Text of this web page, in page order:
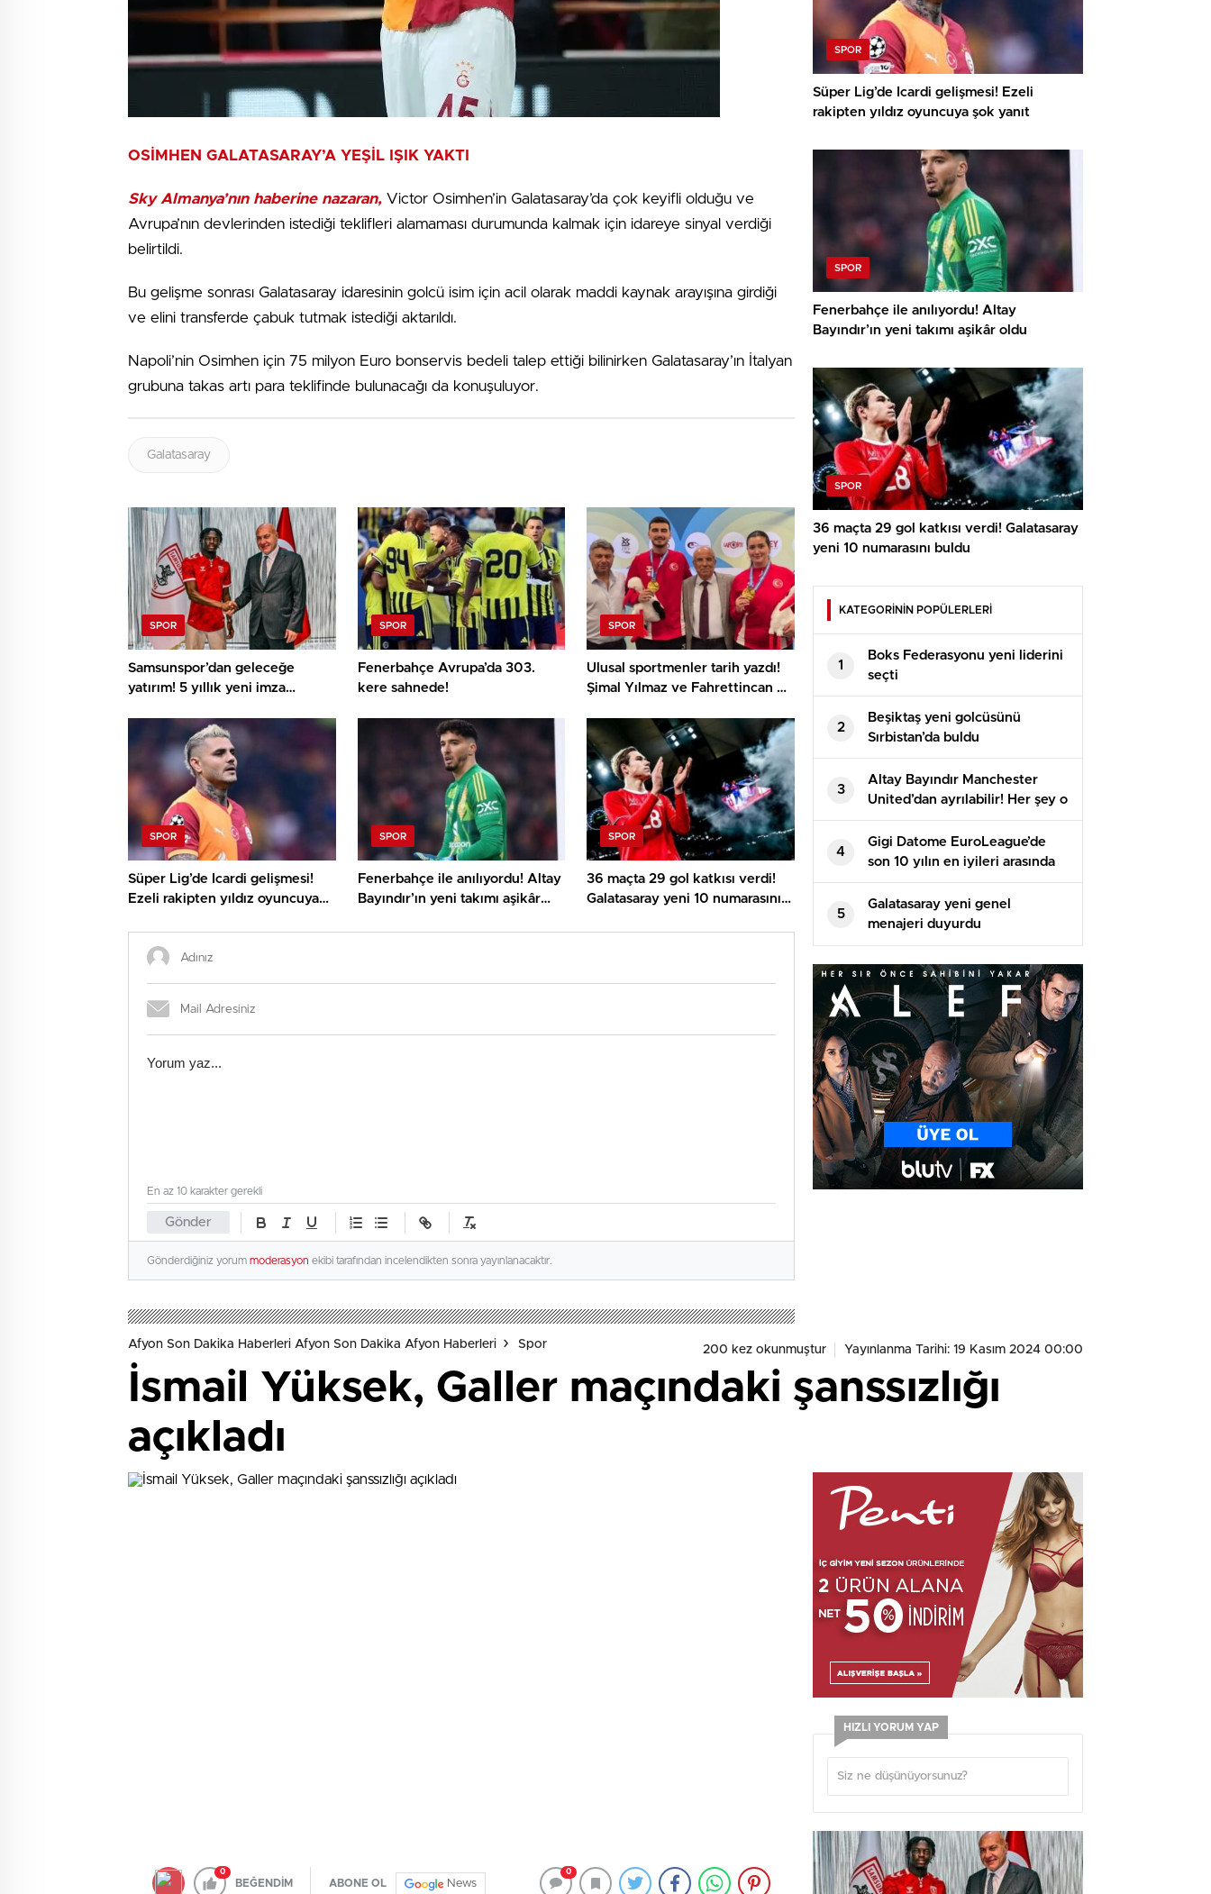
OSİMHEN GALATASARAY’A YEŞİL IŞIK YAKTI
Sky Almanya’nın haberine nazaran, Victor Osimhen’in Galatasaray’da çok keyifli olduğu ve
Avrupa’nın devlerinden istediği teklifleri alamaması durumunda kalmak için idareye sinyal verdiği
belirtildi.
Bu gelişme sonrası Galatasaray idaresinin golcü isim için acil olarak maddi kaynak arayışına girdiği
ve elini transferde çabuk tutmak istediği aktarıldı.
Napoli’nin Osimhen için 75 milyon Euro bonservis bedeli talep ettiği bilinirken Galatasaray’ın İtalyan
grubuna takas artı para teklifinde bulunacağı da konuşuluyor.
Galatasaray
SPOR
Samsunspor’dan geleceğe
yatırım! 5 yıllık yeni imza
SPOR
Fenerbahçe Avrupa’da 303.
kere sahnede!
SPOR
Ulusal sportmenler tarih yazdı!
Şimal Yılmaz ve Fahrettincan Er
SPOR
Süper Lig’de Icardi gelişmesi!
Ezeli rakipten yıldız oyuncuya
SPOR
Fenerbahçe ile anılıyordu! Altay
Bayındır’ın yeni takımı aşikâr
SPOR
36 maçta 29 gol katkısı verdi!
Galatasaray yeni 10 numarasını
Gönder
En az 10 karakter gerekli
Gönderdiğiniz yorum moderasyon ekibi tarafından incelendikten sonra yayınlanacaktır.
SPOR
Süper Lig’de Icardi gelişmesi! Ezeli
rakipten yıldız oyuncuya şok yanıt
SPOR
Fenerbahçe ile anılıyordu! Altay
Bayındır’ın yeni takımı aşikâr oldu
SPOR
36 maçta 29 gol katkısı verdi! Galatasaray
yeni 10 numarasını buldu
KATEGORİNİN POPÜLERLERİ
1
Boks Federasyonu yeni liderini
seçti
2
Beşiktaş yeni golcüsünü
Sırbistan’da buldu
3
Altay Bayındır Manchester
United’dan ayrılabilir! Her şey o
isme bağlı…
4
Gigi Datome EuroLeague’de
son 10 yılın en iyileri arasında
5
Galatasaray yeni genel
menajeri duyurdu
Afyon Son Dakika Haberleri Afyon Son Dakika Afyon Haberleri Spor 200 kez okunmuştur Yayınlanma Tarihi: 19 Kasım 2024 00:00
İsmail Yüksek, Galler maçındaki şanssızlığı
açıkladı
0
BEĞENDİM ABONE OL News
0
HIZLI YORUM YAP